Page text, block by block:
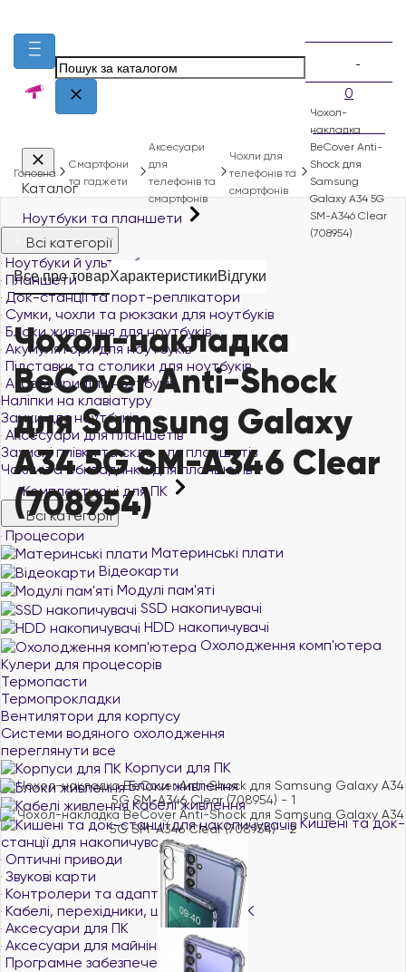
0
Каталог
Ноутбуки та планшети
Всі категорії
Ноутбуки й ультрабуки
Планшети
Док-станції та порт-реплікатори
Сумки, чохли та рюкзаки для ноутбуків
Блоки живлення для ноутбуків
Акумулятори для ноутбуків
Підставки та столики для ноутбуків
Аксесуари для ноутбуків
Наліпки на клавіатуру
Замки для ноутбуків
Аксесуари для планшетів
Захисні плівки та скло для планшетів
Чохли та обкладинки для планшетів
Комплектуючі для ПК
Всі категорії
Процесори
Материнські плати
Відеокарти
Модулі пам'яті
SSD накопичувачі
HDD накопичувачі
Охолодження комп'ютера
Кулери для процесорів
Термопасти
Термопрокладки
Вентилятори для корпусу
Системи водяного охолодження
переглянути все
Корпуси для ПК
Блоки живлення
Кабелі живлення
Кишені та док-
станції для накопичувачів
Оптичні приводи
Звукові карти
Контролери та адаптери
Кабелі, перехідники, шлейфи для ПК
Аксесуари для ПК
Аксесуари для майнінгу
Програмне забезпечення
Головна
Смартфони
та гаджети
Аксесуари
для
телефонів та
смартфонів
Чохли для
телефонів та
смартфонів
Чохол-
накладка
BeCover Anti-
Shock для
Samsung
Galaxy A34 5G
SM-A346 Clear
(708954)
Все про товарХарактеристикиВідгуки
Чохол-накладка
BeCover Anti-Shock
для Samsung Galaxy
A34 5G SM-A346 Clear
(708954)